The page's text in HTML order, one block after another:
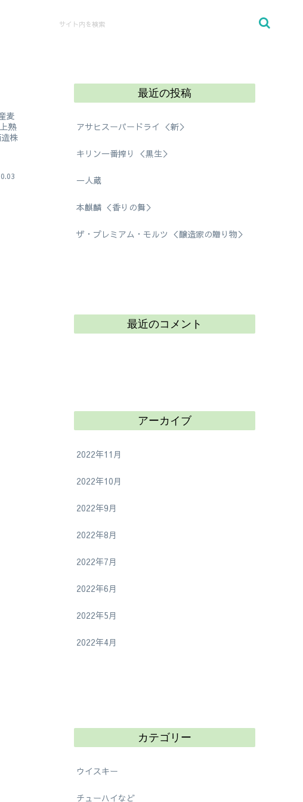
麦
熟
株
最近の投稿
アサヒスーパードライ ＜新＞
キリン一番搾り ＜黒生＞
一人蔵
本麒麟 ＜香りの舞＞
ザ・プレミアム・モルツ ＜醸造家の贈り物＞
最近のコメント
アーカイブ
2022年11月
2022年10月
2022年9月
2022年8月
2022年7月
2022年6月
2022年5月
2022年4月
カテゴリー
ウイスキー
チューハイなど